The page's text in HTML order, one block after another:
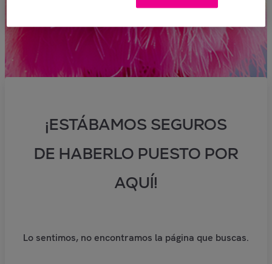
¡ESTÁBAMOS SEGUROS
DE HABERLO PUESTO POR
AQUÍ!
Lo sentimos, no encontramos la página que buscas.